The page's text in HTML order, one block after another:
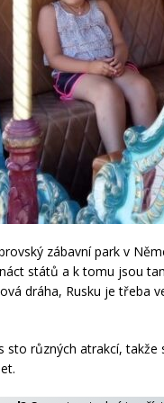
zábavní park v
států a k tomu jsou
dráha, Rusku je třeba
sto různých atrakcí,